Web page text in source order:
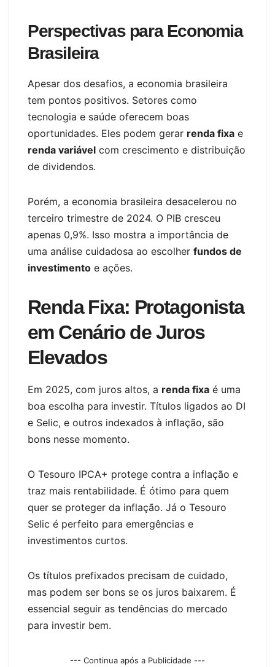
Perspectivas para Economia
Brasileira
Apesar dos desafios, a economia brasileira
tem pontos positivos. Setores como
tecnologia e saúde oferecem boas
oportunidades. Eles podem gerar renda fixa e
renda variável com crescimento e distribuição
de dividendos.
Porém, a economia brasileira desacelerou no
terceiro trimestre de 2024. O PIB cresceu
apenas 0,9%. Isso mostra a importância de
uma análise cuidadosa ao escolher fundos de
investimento e ações.
Renda Fixa: Protagonista
em Cenário de Juros
Elevados
Em 2025, com juros altos, a renda fixa é uma
boa escolha para investir. Títulos ligados ao DI
e Selic, e outros indexados à inflação, são
bons nesse momento.
O Tesouro IPCA+ protege contra a inflação e
traz mais rentabilidade. É ótimo para quem
quer se proteger da inflação. Já o Tesouro
Selic é perfeito para emergências e
investimentos curtos.
Os títulos prefixados precisam de cuidado,
mas podem ser bons se os juros baixarem. É
essencial seguir as tendências do mercado
para investir bem.
--- Continua após a Publicidade ---